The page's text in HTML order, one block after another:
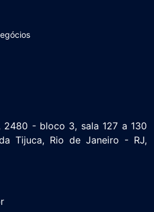
2480 - bloco 3, sala 127 a 130
Tijuca, Rio de Janeiro - RJ,